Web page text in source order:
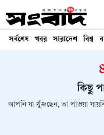
সর্বশেষ খবর সারাদেশ বিশ্ব
কিছু
আপনি যা খুঁজছেন, তা পাওয়া